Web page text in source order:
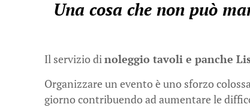
Una cosa che non può
Il servizio dinoleggio tavoli e panche
Organizzare un evento è uno sforzo
giorno contribuendo ad aumentare le